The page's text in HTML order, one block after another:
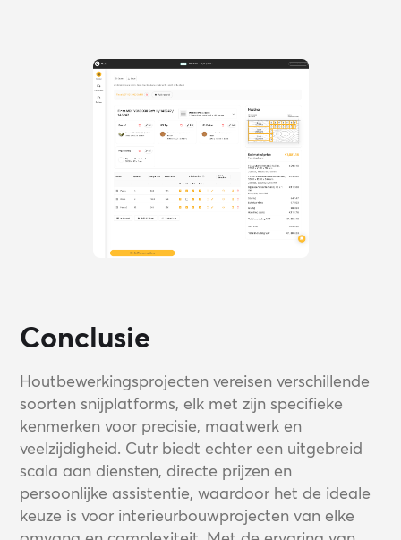
Conclusie
Houtbewerkingsprojecten vereisen verschillende
soorten snijplatforms, elk met zijn specifieke
kenmerken voor precisie, maatwerk en
veelzijdigheid. Cutr biedt echter een uitgebreid
scala aan diensten, directe prijzen en
persoonlijke assistentie, waardoor het de ideale
keuze is voor interieurbouwprojecten van elke